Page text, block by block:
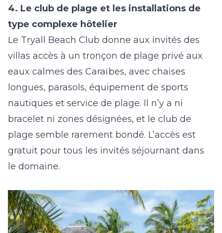
4. Le club de plage et les installations de
type complexe hôtelier
Le Tryall Beach Club donne aux invités des
villas accès à un tronçon de plage privé aux
eaux calmes des Caraïbes, avec chaises
longues, parasols, équipement de sports
nautiques et service de plage. Il n’y a ni
bracelet ni zones désignées, et le club de
plage semble rarement bondé. L’accès est
gratuit pour tous les invités séjournant dans
le domaine.